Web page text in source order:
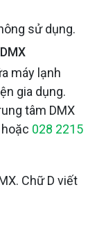
sử dụng.
máy lạnh
gia dụng.
tâm DMX
hoặc 028 2215
Chữ D viết